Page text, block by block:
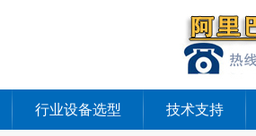
行业设备选型 技术支持